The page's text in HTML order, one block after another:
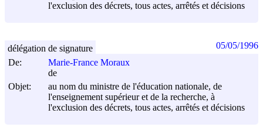
l'exclusion des décrets, tous actes, arrêtés et décisions
De:
Marie-France Moraux
de
Objet:
au nom du ministre de l'éducation nationale, de
l'enseignement supérieur et de la recherche, à
l'exclusion des décrets, tous actes, arrêtés et décisions
délégation de signature 05/05/1996